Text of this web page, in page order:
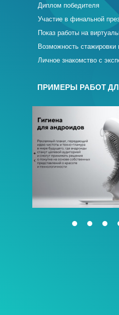
Возможность стажировки
Личное знакомство с
Участие в финальной
Диплом победителя
Показ работы на
ПРИМЕРЫ РАБОТ